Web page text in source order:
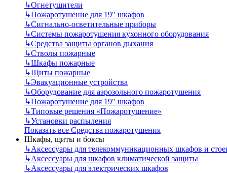
↳Огнетушители
↳Пожаротушение для 19" шкафов
↳Сигнально-осветительные приборы
↳Системы пожаротушения кухонного оборудования
↳Средства защиты органов дыхания
↳Стволы пожарные
↳Шкафы пожарные
↳Щиты пожарные
↳Эвакуационные устройства
↳Оборудование для аэрозольного пожаротушения
↳Пожаротушение для 19" шкафов
↳Типовые решения «Пожаротушение»
↳Установки распыления
Показать все Средства пожаротушения
Шкафы, щиты и боксы
↳Аксессуары для телекоммуникационных шкафов и
↳Аксессуары для шкафов климатической защиты
↳Аксессуары для электрических шкафов